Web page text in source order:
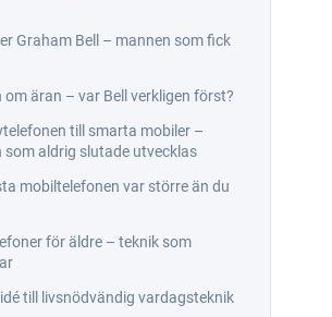
Graham Bell – mannen som fick
om äran – var Bell verkligen först?
till smarta mobiler –
som aldrig slutade utvecklas
mobiltelefonen var större än du
för äldre – teknik som
till livsnödvändig vardagsteknik